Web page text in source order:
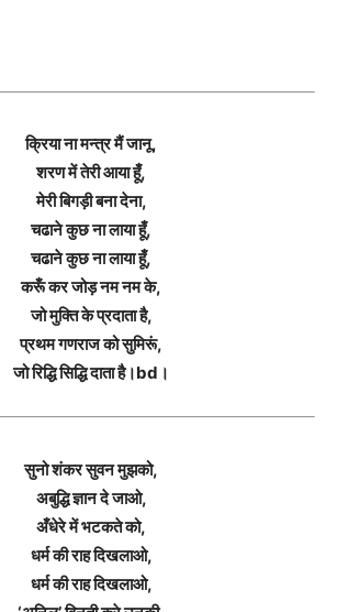
क्रिया ना मन्त्र मैं जानू,
शरण में तेरी आया हूँ,
मेरी बिगड़ी बना देना,
चढाने कुछ ना लाया हूँ,
चढाने कुछ ना लाया हूँ,
करूँ कर जोड़ नम नम के,
जो मुक्ति के प्रदाता है,
प्रथम गणराज को सुमिरूं,
जो रिद्धि सिद्धि दाता है।bd।
सुनो शंकर सुवन मुझको,
अबुद्धि ज्ञान दे जाओ,
अँधेरे में भटकते को,
धर्म की राह दिखलाओ,
धर्म की राह दिखलाओ,